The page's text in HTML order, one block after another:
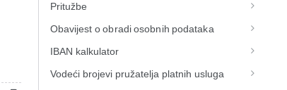
Pritužbe
Obavijest o obradi osobnih podataka
IBAN kalkulator
Vodeći brojevi pružatelja platnih usluga